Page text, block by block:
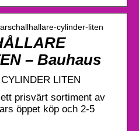
cylinder-liten
– Bauhaus
LITEN
prisvärt sortiment av
öppet köp och 2-5